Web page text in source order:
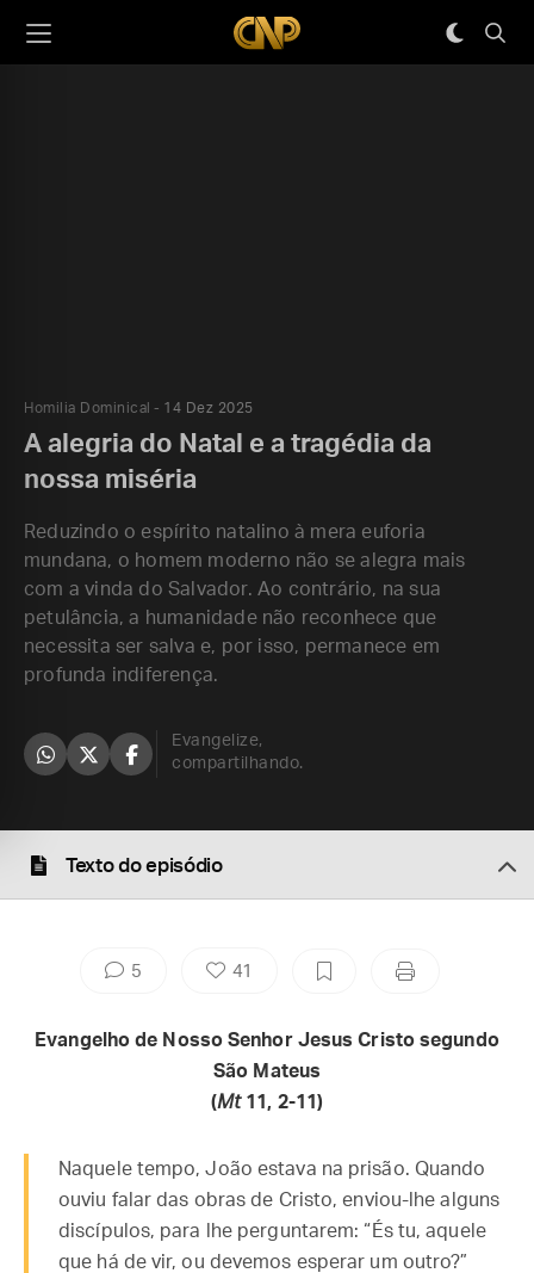
Homilia Dominical 14 Dez 2025
A alegria do Natal e a tragédia da
nossa miséria
Reduzindo o espírito natalino à mera euforia
mundana, o homem moderno não se alegra mais
com a vinda do Salvador. Ao contrário, na sua
petulância, a humanidade não reconhece que
necessita ser salva e, por isso, permanece em
profunda indiferença.
Evangelize,
compartilhando.
Texto do episódio
5 41
Evangelho de Nosso Senhor Jesus Cristo segundo
São Mateus
(Mt 11, 2-11)
Naquele tempo, João estava na prisão. Quando
ouviu falar das obras de Cristo, enviou-lhe alguns
discípulos, para lhe perguntarem: “És tu, aquele
que há de vir, ou devemos esperar um outro?”